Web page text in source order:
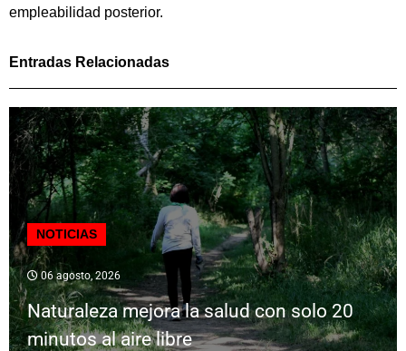
empleabilidad posterior.
Entradas Relacionadas
NOTICIAS
06 agosto, 2026
Naturaleza mejora la salud con solo 20
minutos al aire libre